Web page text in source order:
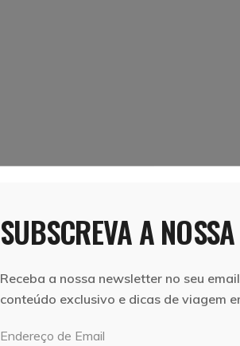
SUBSCREVA A
Receba a nossa newsletter no seu
conteúdo exclusivo e dicas de viagem
Endereço de Email